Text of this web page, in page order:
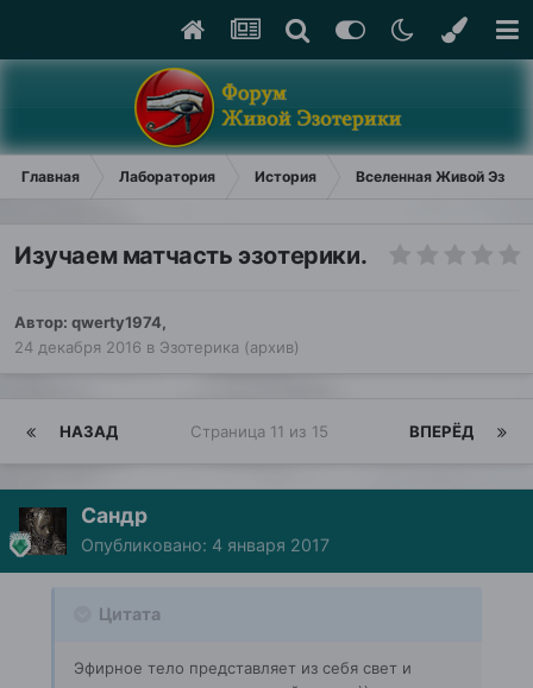
Главная Лаборатория История Вселенная Живой
Изучаем матчасть эзотерики.
Автор: qwerty1974,
24 декабря 2016 в Эзотерика (архив)
НАЗАД ВПЕРЁД
Страница 11 из 15
Сандр
Опубликовано: 4 января 2017
Цитата
Эфирное тело представляет из себя свет и